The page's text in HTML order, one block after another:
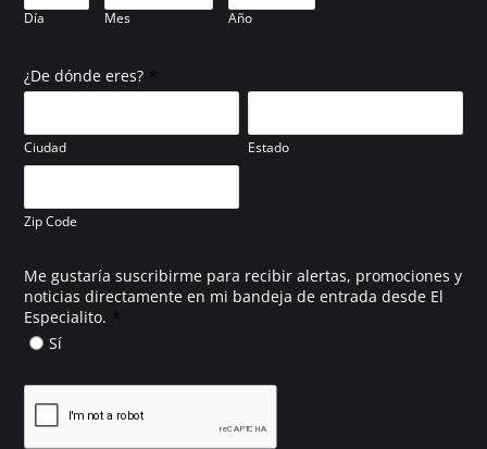
Día Mes Año
¿De dónde eres? *
Ciudad Estado
Zip Code
Me gustaría suscribirme para recibir alertas, promociones y
noticias directamente en mi bandeja de entrada desde El
Especialito. *
Sí